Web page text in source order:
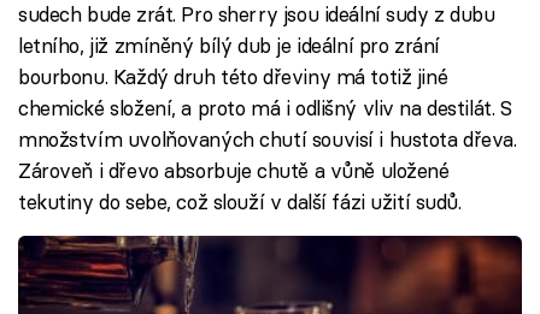
sudech bude zrát. Pro sherry jsou ideální sudy z dubu
letního, již zmíněný bílý dub je ideální pro zrání
bourbonu. Každý druh této dřeviny má totiž jiné
chemické složení, a proto má i odlišný vliv na destilát. S
množstvím uvolňovaných chutí souvisí i hustota dřeva.
Zároveň i dřevo absorbuje chutě a vůně uložené
tekutiny do sebe, což slouží v další fázi užití sudů.